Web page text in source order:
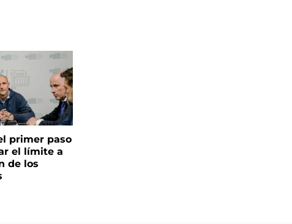
primer paso
el límite a
de los